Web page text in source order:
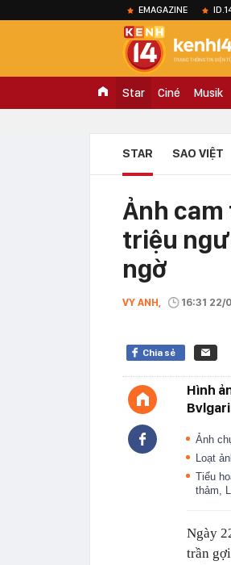
EMAGAZINE
Star Ciné Musik
STAR SAO VIỆT
Ảnh
triệu
ngờ
VY ANH, 16:31 22/
Chia sẻ
Hình
Ảnh
Loạt
Tiểu
thảm,
Ngày
trần